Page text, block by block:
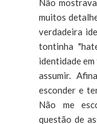
Não
muitos
verdadeira
tontinha
identidade
assumir.
esconder e
Não me
questão de